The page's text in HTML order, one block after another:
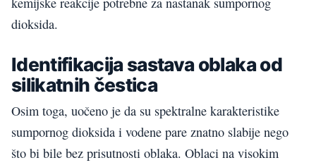
dioksida.
Identifikacija sastava oblaka od
silikatnih čestica
Osim toga, uočeno je da su spektralne karakteristike
sumpornog dioksida i vodene pare znatno slabije nego
što bi bile bez prisutnosti oblaka. Oblaci na visokim